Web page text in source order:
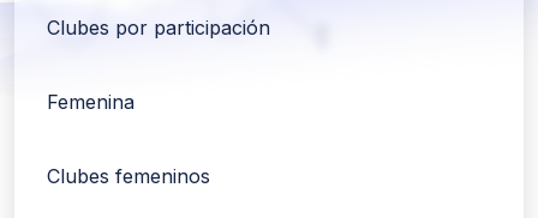
Clubes por participación
Femenina
Clubes femeninos